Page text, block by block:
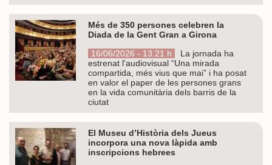
Més de 350 persones celebren la
Diada de la Gent Gran a Girona
16/06/2026 - 13.21 h
La jornada ha
estrenat l'audiovisual “Una mirada
compartida, més vius que mai” i ha posat
en valor el paper de les persones grans
en la vida comunitària dels barris de la
ciutat
El Museu d’Història dels Jueus
incorpora una nova làpida amb
inscripcions hebrees